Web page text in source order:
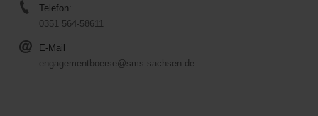
Telefon:
0351 564-58611
E-Mail
engagementboerse@sms.sachsen.de